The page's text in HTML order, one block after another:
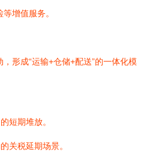
增值服务。
形成“运输+仓储+配送”的一体化模
短期堆放。
关税延期场景。